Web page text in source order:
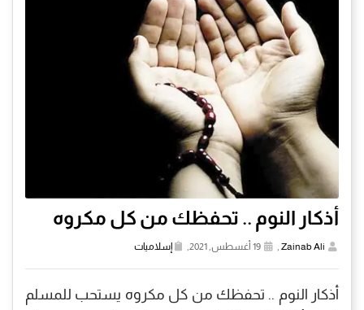
أذكار النوم .. تحفظك من كل مكروه
Zainab Ali
, إسلاميات
أذكار النوم .. تحفظك من كل مكروه يستحب للمسلم